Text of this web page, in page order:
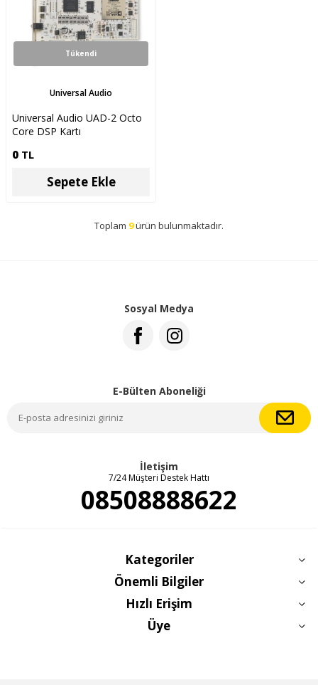
Tükendi
Universal Audio
Universal Audio UAD-2 Octo
Core DSP Kartı
0 TL
Sepete Ekle
Toplam 9ürün bulunmaktadır.
Sosyal Medya
E-Bülten Aboneliği
İletişim
7/24 Müşteri Destek Hattı
08508888622
Kategoriler
Önemli Bilgiler
Hızlı Erişim
Üye